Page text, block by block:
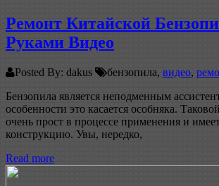
Ремонт Китайской
Руками Видео
Posted By: dakus бензопила, видео,
Бензопила является неподменным
особенности это касается особняка.
очень прост в процессе применения и
конструкцию. Увы, нередко,
Read more